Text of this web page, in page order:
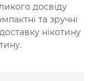
досвіду
та зручні
нікотину